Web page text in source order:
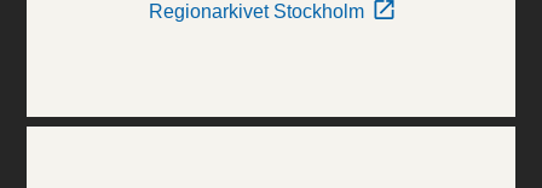
Regionarkivet Stockholm